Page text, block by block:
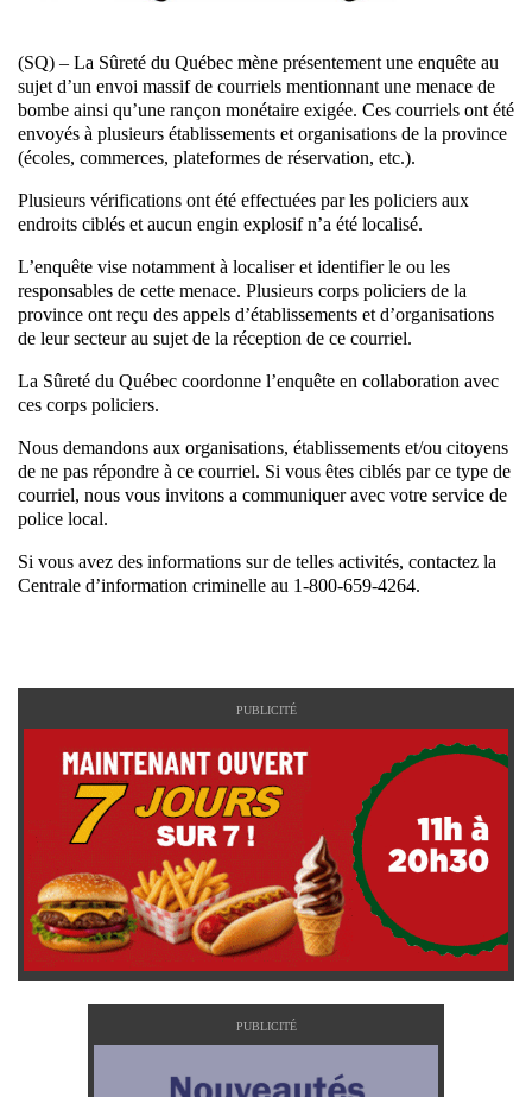
(SQ) – La Sûreté du Québec mène présentement une enquête au
sujet d’un envoi massif de courriels mentionnant une menace de
bombe ainsi qu’une rançon monétaire exigée. Ces courriels ont été
envoyés à plusieurs établissements et organisations de la province
(écoles, commerces, plateformes de réservation, etc.).
Plusieurs vérifications ont été effectuées par les policiers aux
endroits ciblés et aucun engin explosif n’a été localisé.
L’enquête vise notamment à localiser et identifier le ou les
responsables de cette menace. Plusieurs corps policiers de la
province ont reçu des appels d’établissements et d’organisations
de leur secteur au sujet de la réception de ce courriel.
La Sûreté du Québec coordonne l’enquête en collaboration avec
ces corps policiers.
Nous demandons aux organisations, établissements et/ou citoyens
de ne pas répondre à ce courriel. Si vous êtes ciblés par ce type de
courriel, nous vous invitons a communiquer avec votre service de
police local.
Si vous avez des informations sur de telles activités, contactez la
Centrale d’information criminelle au 1-800-659-4264.
PUBLICITÉ
PUBLICITÉ